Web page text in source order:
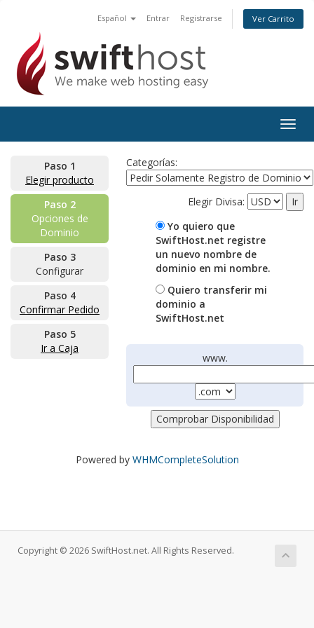
Español Entrar Registrarse Ver Carrito
Paso 1
Elegir producto
Paso 2
Opciones de
Dominio
Paso 3
Configurar
Paso 4
Confirmar Pedido
Paso 5
Ir a Caja
Categorías:
Elegir Divisa:
Yo quiero que
SwiftHost.net registre
un nuevo nombre de
dominio en mi nombre.
Quiero transferir mi
dominio a
SwiftHost.net
www.
Powered by WHMCompleteSolution
Copyright © 2026 SwiftHost.net. All Rights Reserved.